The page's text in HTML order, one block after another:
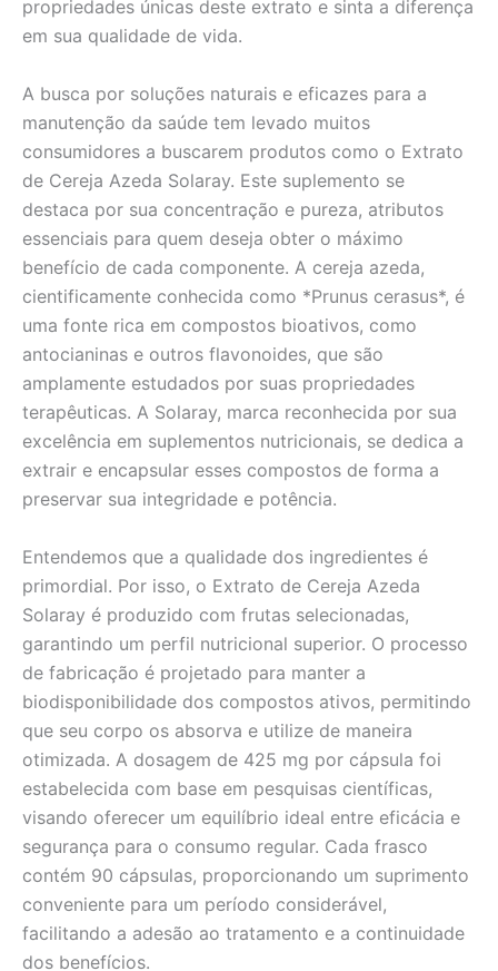
propriedades únicas deste extrato e sinta a diferença
em sua qualidade de vida.
A busca por soluções naturais e eficazes para a
manutenção da saúde tem levado muitos
consumidores a buscarem produtos como o Extrato
de Cereja Azeda Solaray. Este suplemento se
destaca por sua concentração e pureza, atributos
essenciais para quem deseja obter o máximo
benefício de cada componente. A cereja azeda,
cientificamente conhecida como *Prunus cerasus*, é
uma fonte rica em compostos bioativos, como
antocianinas e outros flavonoides, que são
amplamente estudados por suas propriedades
terapêuticas. A Solaray, marca reconhecida por sua
excelência em suplementos nutricionais, se dedica a
extrair e encapsular esses compostos de forma a
preservar sua integridade e potência.
Entendemos que a qualidade dos ingredientes é
primordial. Por isso, o Extrato de Cereja Azeda
Solaray é produzido com frutas selecionadas,
garantindo um perfil nutricional superior. O processo
de fabricação é projetado para manter a
biodisponibilidade dos compostos ativos, permitindo
que seu corpo os absorva e utilize de maneira
otimizada. A dosagem de 425 mg por cápsula foi
estabelecida com base em pesquisas científicas,
visando oferecer um equilíbrio ideal entre eficácia e
segurança para o consumo regular. Cada frasco
contém 90 cápsulas, proporcionando um suprimento
conveniente para um período considerável,
facilitando a adesão ao tratamento e a continuidade
dos benefícios.